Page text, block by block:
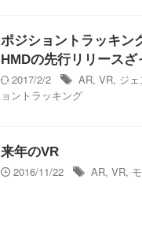
ポジショントラッキン
HMDの先行リリースざ
2017/2/2
AR, VR, ジ
ョントラッキング
来年のVR
2016/11/22
AR, VR,